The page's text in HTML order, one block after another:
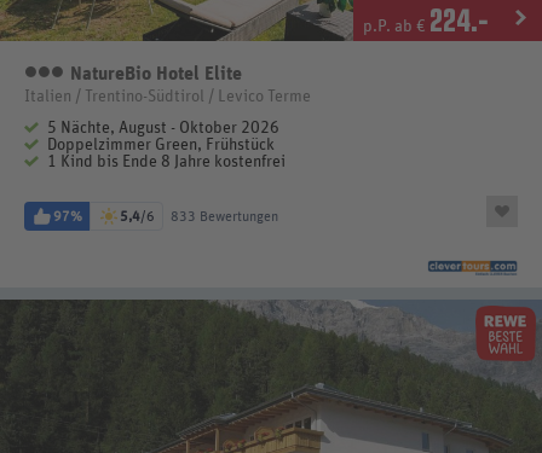
p.P. ab € 224.-
3 Sterne
NatureBio Hotel Elite
Italien / Trentino-Südtirol / Levico Terme
5 Nächte, August - Oktober 2026
Doppelzimmer Green, Frühstück
1 Kind bis Ende 8 Jahre kostenfrei
97% 5,4/6 833 Bewertungen